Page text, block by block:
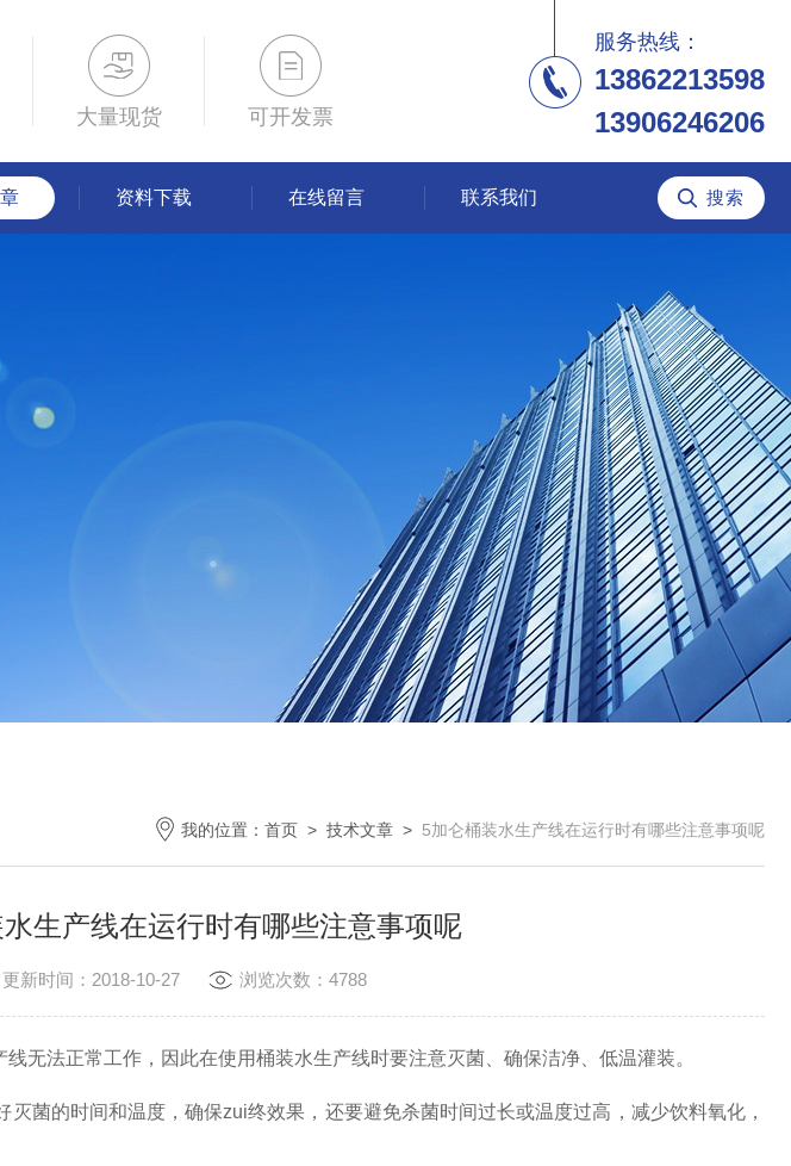
大量现货 可开发票
服务热线：
13862213598
13906246206
资料下载 在线留言 联系我们
我的位置： 首页 > 技术文章 > 5加仑桶装水生产线在运行时有哪些注意事项呢
生产线在运行时有哪些注意事项呢
更新时间：2018-10-27 浏览次数：4788
无法正常工作，因此在使用桶装水生产线时要注意灭菌、确保洁净、低温灌装。
的时间和温度，确保zui终效果，还要避免杀菌时间过长或温度过高，减少饮料氧化，